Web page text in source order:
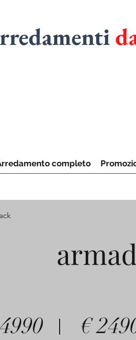
completo
€